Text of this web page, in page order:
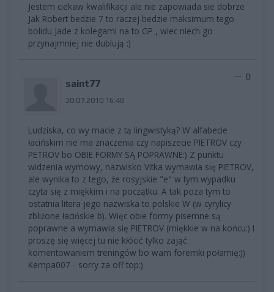
Jestem ciekaw kwalifikacji ale nie zapowiada sie dobrze
Jak Robert bedzie 7 to raczej bedzie maksimum tego
bolidu Jade z kolegami na to GP , wiec niech go
przynajmniej nie dublują :)
saint77
30.07.2010 16:48
0
Ludziska, co wy macie z tą lingwistyką? W alfabecie
łacińskim nie ma znaczenia czy napiszecie PIETROV czy
PETROV bo OBIE FORMY SĄ POPRAWNE:) Z punktu
widzenia wymowy, nazwisko Vitka wymawia się PIETROV,
ale wynika to z tego, że rosyjskie "e" w tym wypadku
czyta się z miękkim i na początku. A tak poza tym to
ostatnia litera jego nazwiska to polskie W (w cyrylicy
zbliżone łacińskie b). Więc obie formy pisemne są
poprawne a wymawia się PIETROV (miękkie w na końcu:) I
proszę się więcej tu nie kłócić tylko zająć
komentowaniem treningów bo wam foremki połamię:))
Kempa007 - sorry za off top:)